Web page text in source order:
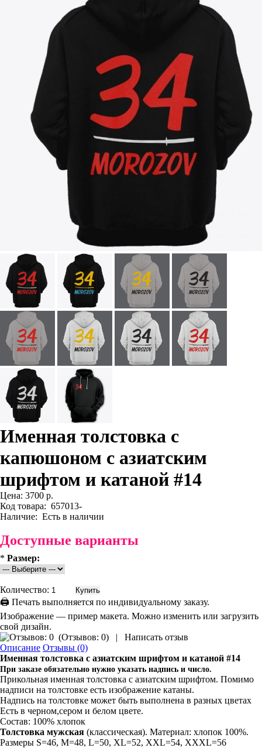
Именная толстовка с
капюшоном с азиатским
шрифтом и катаной #14
Цена: 3700 р.
Код товара: 657013-
Наличие: Есть в наличии
Доступные варианты
* Размер:
Количество:
🖨 Печать выполняется по индивидуальному заказу.
Изображение — пример макета. Можно изменить или загрузить
свой дизайн.
(Отзывов: 0) |
Написать отзыв
Описание Отзывы (0)
Именная толстовка с азиатским шрифтом и катаной #14
При заказе обязательно нужно указать надпись и число.
Прикольная именная толстовка с азиатским шрифтом. Помимо
надписи на толстовке есть изображение катаны.
Надпись на толстовке может быть выполнена в разных цветах
Есть в черном,сером и белом цвете.
Состав: 100% хлопок
Толстовка мужская (классическая). Материал: хлопок 100%.
Размеры S=46, M=48, L=50, XL=52, XXL=54, XXXL=56